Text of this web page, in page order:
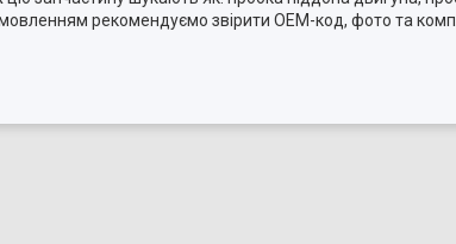
рекомендуємо звірити OEM-код, фото та